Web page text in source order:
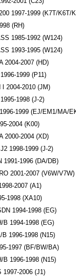
1997-1999 (K7T/K6T/
(RH)
1985-1992 (W124)
1993-1995 (W124)
2004-2007 (HD)
1999 (P11)
2004-2010 (JM)
1998 (J-2)
1999 (EJ/EM1/MA/
2004 (K00)
2000-2004 (XD)
1998-1999 (J-2)
1991-1996 (DA/DB)
2001-2007 (V6W/V7W)
2007 (A1)
1998 (XA10)
1994-1998 (EG)
B 1994-1998 (EG)
1996-1998 (N15)
1997 (BF/BW/BA)
1996-1998 (N15)
1997-2006 (J1)